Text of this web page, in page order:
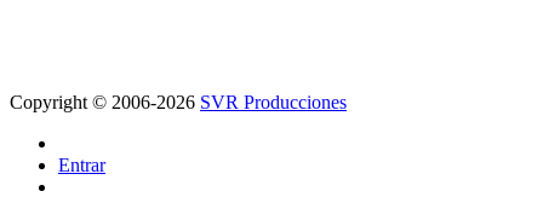
Copyright © 2006-2026 SVR Producciones
Entrar